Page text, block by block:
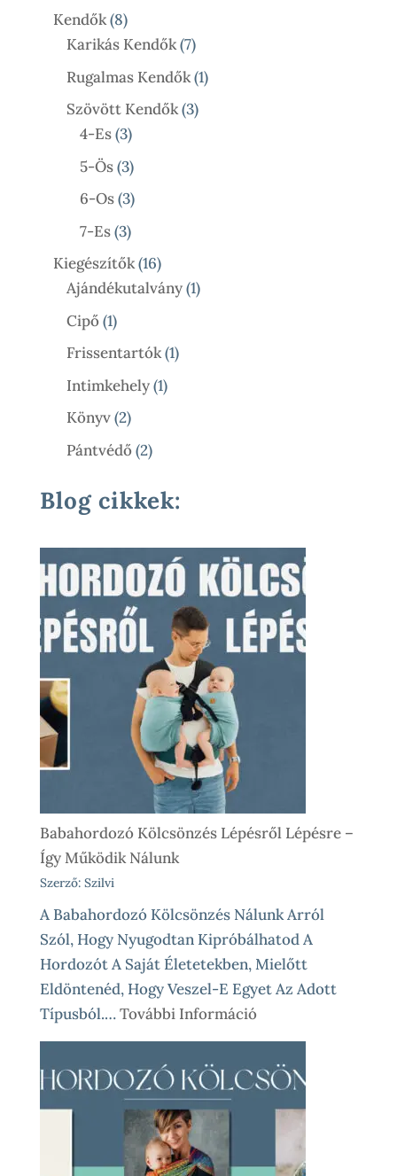
Kendők 88
Termék
Karikás Kendők 77
Termék
Rugalmas Kendők 11
Szövött Kendők 33
4-Es 33
Termék
5-Ös 33
Termék
6-Os 33
Termék
7-Es 33
Termék
Kiegészítők 1616
Termék
Ajándékutalvány 11
Cipő 11
Termék
Frissentartók 11
Intimkehely 11
Könyv 22
Termék
Pántvédő 22
Blog cikkek:
Babahordozó Kölcsönzés Lépésről Lépésre –
Így Működik Nálunk
Szerző: Szilvi
A Babahordozó Kölcsönzés Nálunk Arról
Szól, Hogy Nyugodtan Kipróbálhatod A
Hordozót A Saját Életetekben, Mielőtt
Eldöntenéd, Hogy Veszel-E Egyet Az Adott
Típusból.…További Információ:
Babahordozó
Kölcsönzés
Lépésről
Lépésre
Így